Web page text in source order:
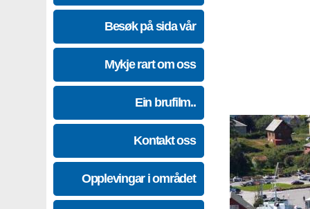
Besøk på sida vår
Mykje rart om oss
Ein brufilm..
Kontakt oss
Opplevingar i området